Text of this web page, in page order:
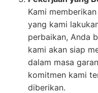
Kami memberikan
yang kami
perbaikan, Anda
kami akan siap
dalam masa
komitmen kami
diberikan.